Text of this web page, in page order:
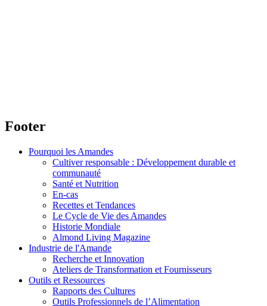
Footer
Pourquoi les Amandes
Cultiver responsable : Développement durable et
communauté
Santé et Nutrition
En-cas
Recettes et Tendances
Le Cycle de Vie des Amandes
Historie Mondiale
Almond Living Magazine
Industrie de l'Amande
Recherche et Innovation
Ateliers de Transformation et Fournisseurs
Outils et Ressources
Rapports des Cultures
Outils Professionnels de l’Alimentation